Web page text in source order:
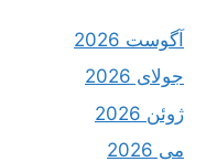
آگوست 2026
جولای 2026
ژوئن 2026
می 2026